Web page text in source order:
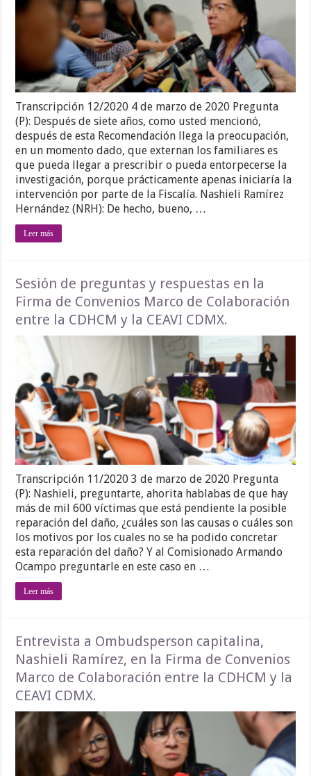
Transcripción 12/2020 4 de marzo de 2020 Pregunta
(P): Después de siete años, como usted mencionó,
después de esta Recomendación llega la preocupación,
en un momento dado, que externan los familiares es
que pueda llegar a prescribir o pueda entorpecerse la
investigación, porque prácticamente apenas iniciaría la
intervención por parte de la Fiscalía. Nashieli Ramírez
Hernández (NRH): De hecho, bueno, …
Leer más
Sesión de preguntas y respuestas en la
Firma de Convenios Marco de Colaboración
entre la CDHCM y la CEAVI CDMX.
Transcripción 11/2020 3 de marzo de 2020 Pregunta
(P): Nashieli, preguntarte, ahorita hablabas de que hay
más de mil 600 víctimas que está pendiente la posible
reparación del daño, ¿cuáles son las causas o cuáles son
los motivos por los cuales no se ha podido concretar
esta reparación del daño? Y al Comisionado Armando
Ocampo preguntarle en este caso en …
Leer más
Entrevista a Ombudsperson capitalina,
Nashieli Ramírez, en la Firma de Convenios
Marco de Colaboración entre la CDHCM y la
CEAVI CDMX.